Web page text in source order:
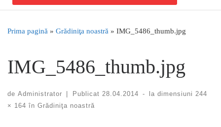
Prima pagină » Grădiniţa noastră » IMG_5486_thumb.jpg
IMG_5486_thumb.jpg
de Administrator | Publicat 28.04.2014 - la dimensiuni 244
× 164 în Grădiniţa noastră